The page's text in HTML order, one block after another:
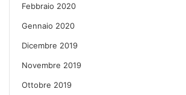
Febbraio 2020
Gennaio 2020
Dicembre 2019
Novembre 2019
Ottobre 2019